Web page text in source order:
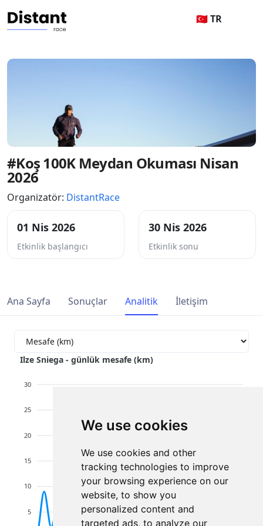
We use cookies
We use cookies and other
tracking technologies to improve
your browsing experience on our
website, to show you
personalized content and
targeted ads, to analyze our
🇹🇷 TR
#Koş 100K Meydan Okuması Nisan
2026
Organizatör: DistantRace
01 Nis 2026
Etkinlik başlangıcı
30 Nis 2026
Etkinlik sonu
Ana Sayfa Sonuçlar Analitik İletişim
Ilze Sniega - günlük mesafe (km)
30
25
20
15
10
5